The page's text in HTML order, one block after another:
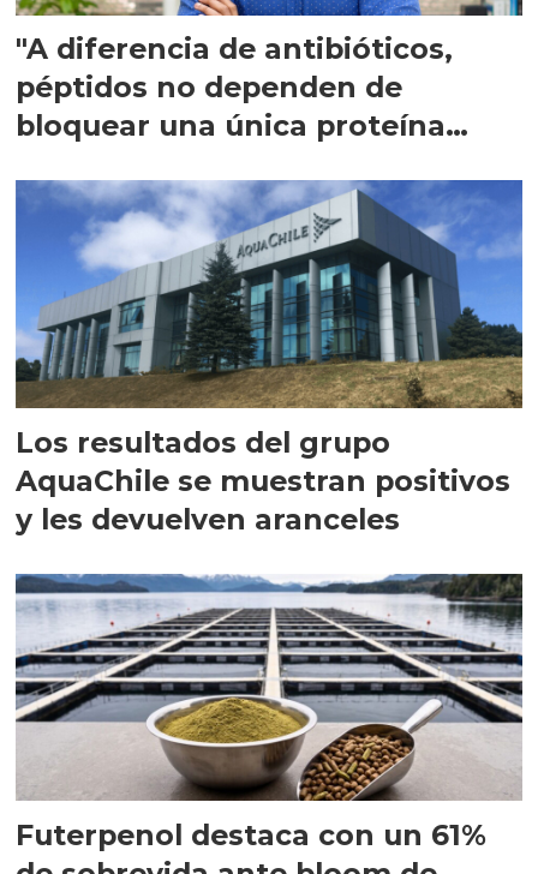
"A diferencia de antibióticos,
péptidos no dependen de
bloquear una única proteína
Los resultados del grupo
AquaChile se muestran positivos
y les devuelven aranceles
Futerpenol destaca con un 61%